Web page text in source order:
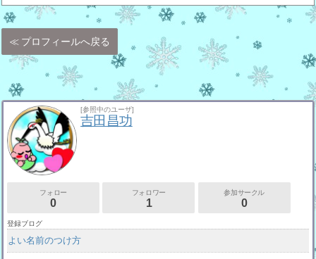
プロフィールへ戻る
[参照中のユーザ]
吉田昌功
フォロー
0
フォロワー
1
参加サークル
0
登録ブログ
よい名前のつけ方